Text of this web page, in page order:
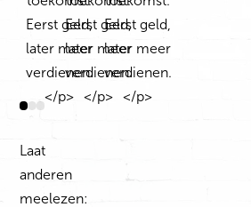
Laat
anderen
meelezen: